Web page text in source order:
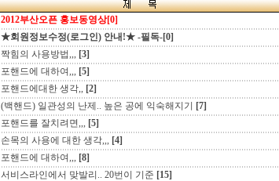
2012부산오픈 홍보동영상[0]
★회원정보수정(로그인) 안내!★ -필독-[0]
짝힘의 사용방법,,, [3]
포핸드에 대하여,,, [5]
포핸드에대한 생각,, [2]
(백핸드) 일관성의 난제.. 높은 공에 익숙해지기 [7]
포핸드를 잘치려면,,, [5]
손목의 사용에 대한 생각,,, [4]
포핸드에 대하여,,, [8]
서비스라인에서 맞발리.. 20번이 기준 [15]